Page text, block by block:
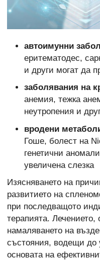
автоимунни
еритематодес,
и други могат да
заболявания на
анемия, тежка
неутропения и
вродени
Гоше, болест на
генетични
увеличена слезка
Изясняването на
развитието на
при последващото
терапията. Лечението,
намаляването на
състояния, водещи до
основата на